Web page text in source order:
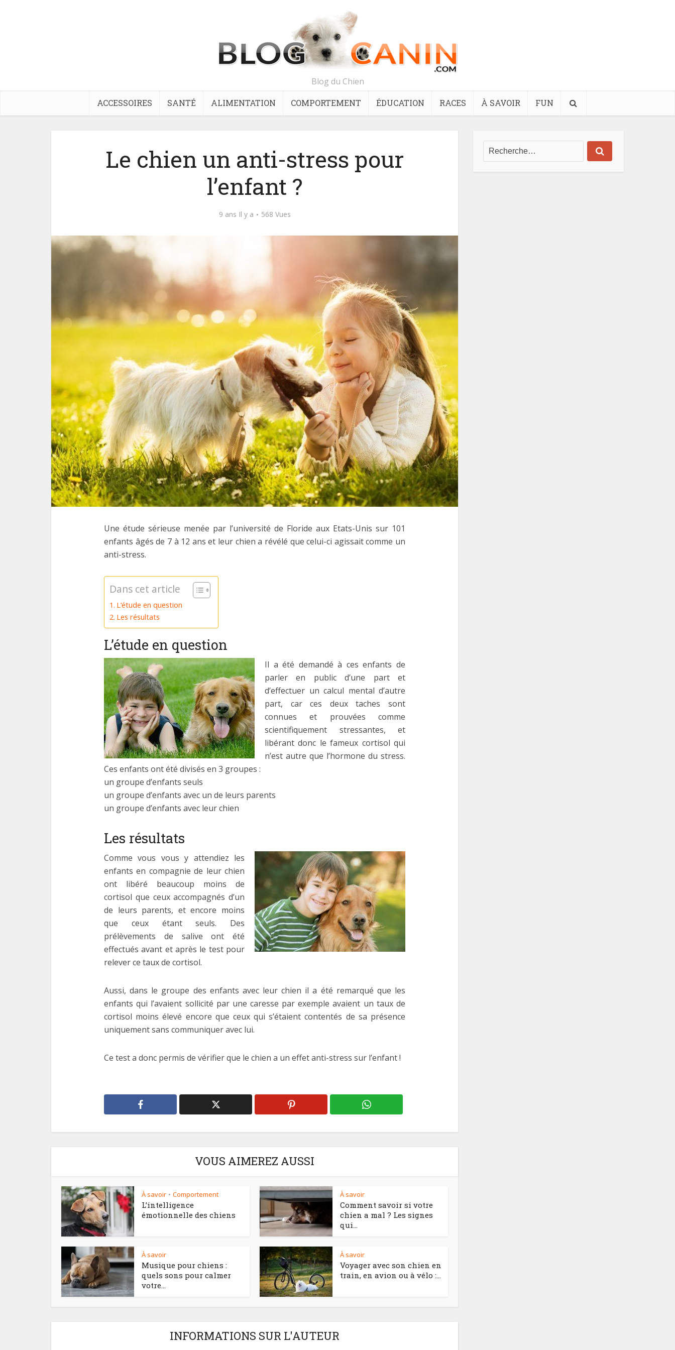
Blog du Chien
ACCESSOIRES SANTÉ ALIMENTATION COMPORTEMENT ÉDUCATION RACES À SAVOIR FUN
Le chien un anti-stress pour
l’enfant ?
9 ans Il y a 568 Vues
Une étude sérieuse menée par l’université de Floride aux Etats-Unis sur 101
enfants âgés de 7 à 12 ans et leur chien a révélé que celui-ci agissait comme un
anti-stress.
Dans cet article
L’étude en question
Les résultats
L’étude en question
Il a été demandé à ces enfants de
parler en public d’une part et
d’effectuer un calcul mental d’autre
part, car ces deux taches sont
connues et prouvées comme
scientifiquement stressantes, et
libérant donc le fameux cortisol qui
n’est autre que l’hormone du stress.
Ces enfants ont été divisés en 3 groupes :
un groupe d’enfants seuls
un groupe d’enfants avec un de leurs parents
un groupe d’enfants avec leur chien
Les résultats
Comme vous vous y attendiez les
enfants en compagnie de leur chien
ont libéré beaucoup moins de
cortisol que ceux accompagnés d’un
de leurs parents, et encore moins
que ceux étant seuls. Des
prélèvements de salive ont été
effectués avant et après le test pour
relever ce taux de cortisol.
Aussi, dans le groupe des enfants avec leur chien il a été remarqué que les
enfants qui l’avaient sollicité par une caresse par exemple avaient un taux de
cortisol moins élevé encore que ceux qui s’étaient contentés de sa présence
uniquement sans communiquer avec lui.
Ce test a donc permis de vérifier que le chien a un effet anti-stress sur l’enfant !
VOUS AIMEREZ AUSSI
À savoir • Comportement
L’intelligence
émotionnelle des chiens
À savoir
Comment savoir si votre
chien a mal ? Les signes
qui...
À savoir
Musique pour chiens :
quels sons pour calmer
votre...
À savoir
Voyager avec son chien en
train, en avion ou à vélo :...
INFORMATIONS SUR L'AUTEUR